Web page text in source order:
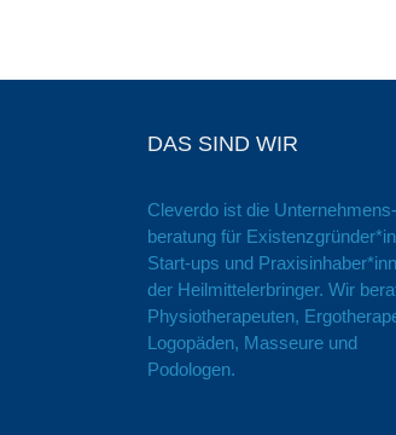
DAS SIND WIR
Cleverdo ist die Unter­nehmens­
beratung für
Start-ups und
der Heil­mittel­erbringer. Wir
Physio­therapeuten,
Logopäden, Masseure und
Podologen.